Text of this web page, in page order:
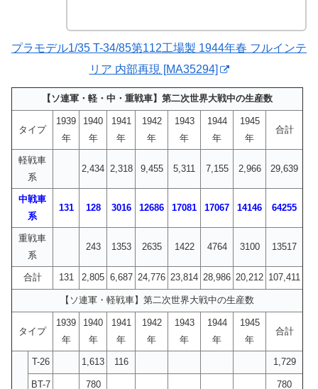
プラモデル1/35 T-34/85第112工場製 1944年春 フルインテ
リア 内部再現 [MA35294]
【ソ連軍・軽・中・重戦車】第二次世界大戦中の生産数
タイプ
1939
年
1940
年
1941
年
1942
年
1943
年
1944
年
1945
年
合計
軽戦車
系
2,434 2,318 9,455 5,311 7,155 2,966 29,639
中戦車
系
131 128 3016 12686 17081 17067 14146 64255
重戦車
系
243 1353 2635 1422 4764 3100 13517
合計 131 2,805 6,687 24,776 23,814 28,986 20,212 107,411
【ソ連軍・軽戦車】第二次世界大戦中の生産数
タイプ
1939
年
1940
年
1941
年
1942
年
1943
年
1944
年
1945
年
合計
T-26 1,613 116 1,729
BT-7 780 780